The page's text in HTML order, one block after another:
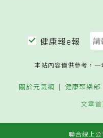
健康報e報
本站內容僅供參考，一
關於元氣網 健康聚樂部
文章首
聯合線上